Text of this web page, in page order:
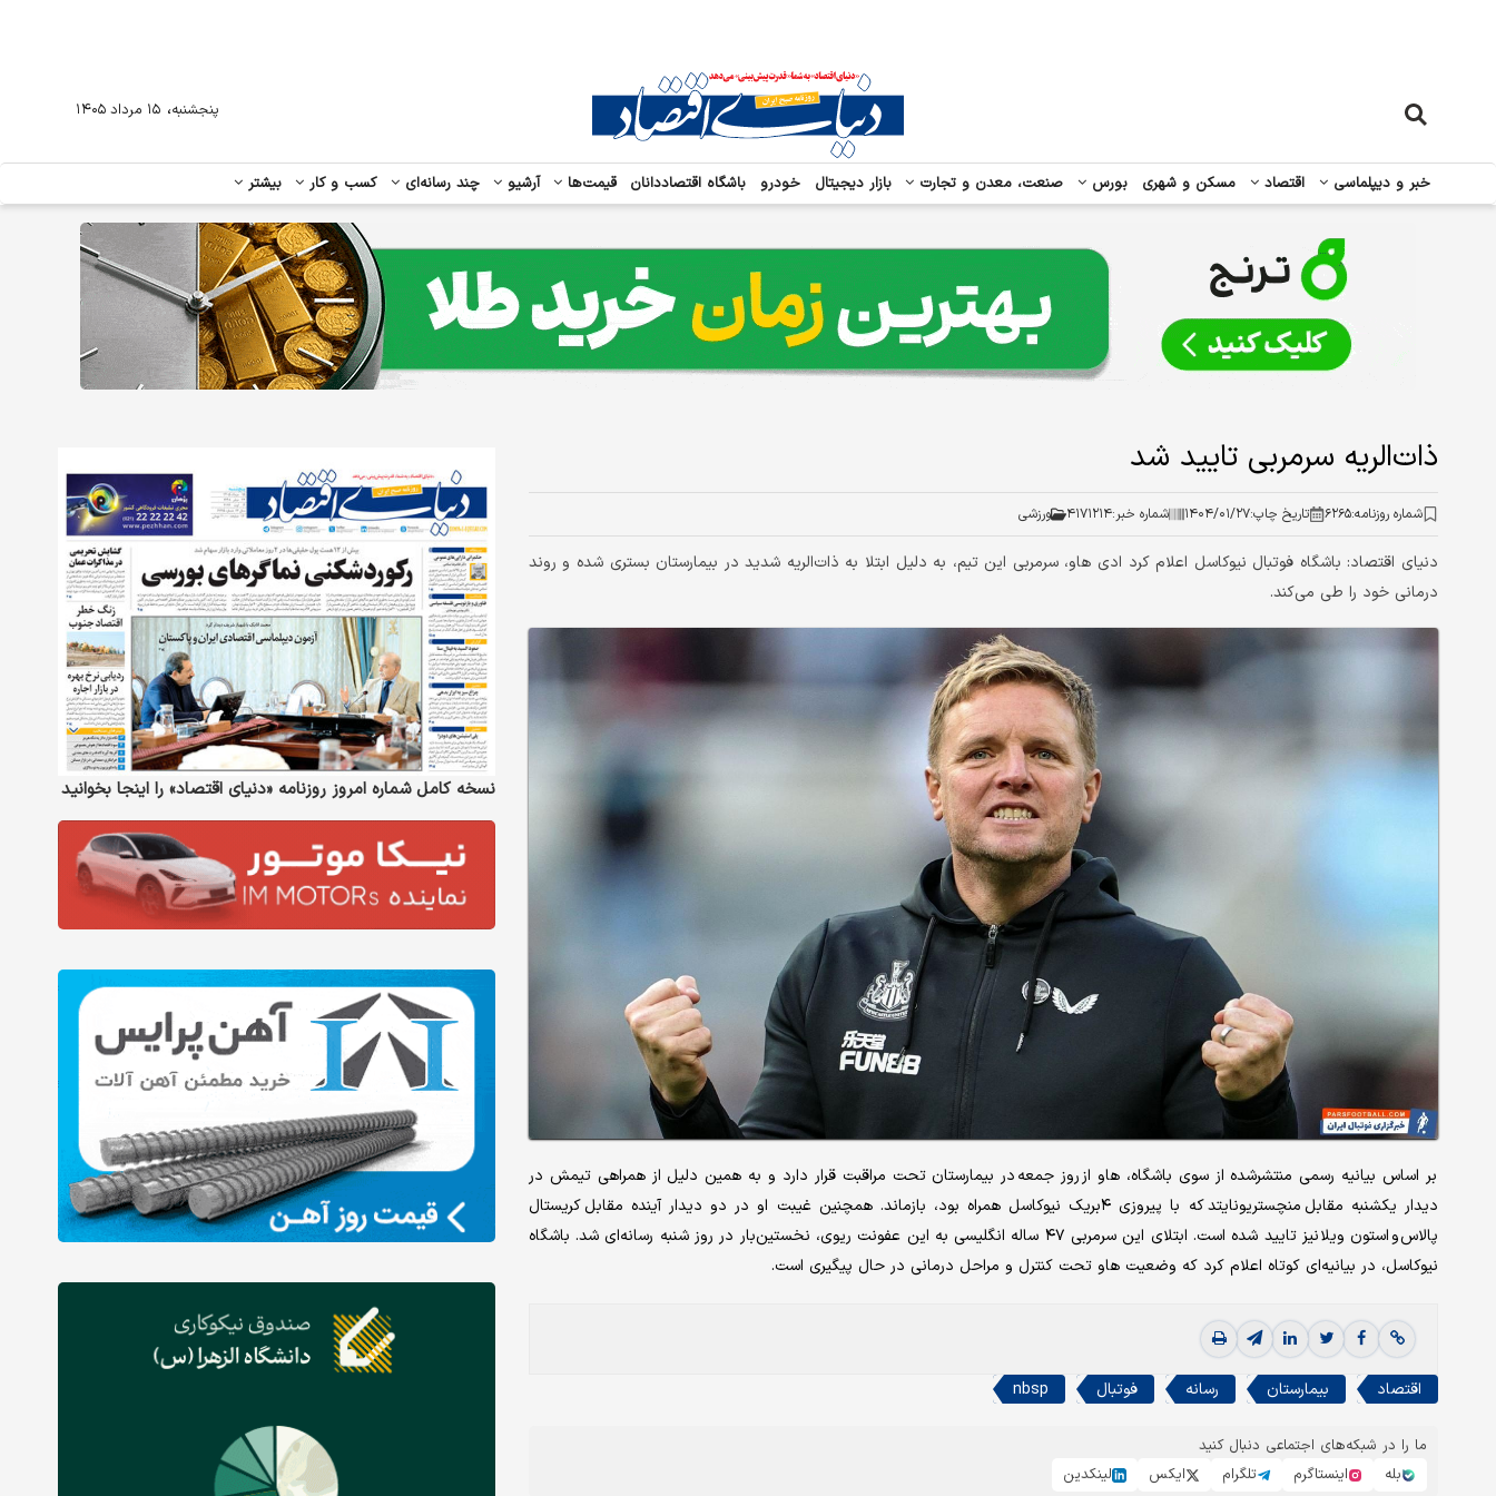
خبر و دیپلماسی اقتصاد مسکن و شهری بورس صنعت، معدن و تجارت بازار دیجیتال خودرو باشگاه اقتصاددانان قیمت‌ها آرشیو چند رسانه‌ای کسب و کار بیشتر
پنجشنبه، ۱۵ مرداد ۱۴۰۵
ذات‌الریه سرمربی تایید شد
شماره روزنامه:۶۲۶۵ تاریخ چاپ:۱۴۰۴/۰۱/۲۷ شماره خبر:۴۱۷۱۲۱۴ ورزشی
دنیای اقتصاد: باشگاه فوتبال نیوکاسل اعلام کرد ادی هاو، سرمربی این تیم، به دلیل ابتلا به ذات‌الریه شدید در بیمارستان بستری شده و روند
درمانی خود را طی می‌کند.
بر اساس بیانیه رسمی منتشرشده از سوی باشگاه، هاو از روز جمعه در بیمارستان تحت مراقبت قرار دارد و به همین دلیل از همراهی تیمش در
دیدار یکشنبه مقابل منچستریونایتد که با پیروزی ۴بریک نیوکاسل همراه بود، بازماند. همچنین غیبت او در دو دیدار آینده مقابل کریستال
پالاس و استون ویلا نیز تایید شده است. ابتلای این سرمربی ۴۷ ساله انگلیسی به این عفونت ریوی، نخستین‌بار در روز شنبه رسانه‌ای شد. باشگاه
نیوکاسل، در بیانیه‌ای کوتاه اعلام کرد که وضعیت هاو تحت کنترل و مراحل درمانی در حال پیگیری است.
اقتصاد بیمارستان رسانه فوتبال nbsp
ما را در شبکه‌های اجتماعی دنبال کنید
بله
اینستاگرم تلگرام ایکس لینکدین
نسخه کامل شماره امروز روزنامه «دنیای‌ اقتصاد» را اینجا بخوانید